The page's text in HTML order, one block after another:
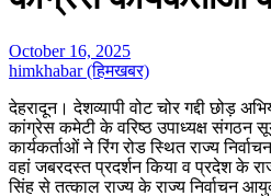
October 16, 2025
himkhabar (हिमखबर)
देहरादून। देशव्यापी वोट चोर गद्दी छोड़
कांग्रेस कमेटी के वरिष्ठ उपाध्यक्ष संगठन
कार्यकर्ताओं ने रिंग रोड स्थित राज्य
वहां जबरदस्त प्रदर्शन किया व प्रदेश के
सिंह से तत्काल राज्य के राज्य निर्वाचन